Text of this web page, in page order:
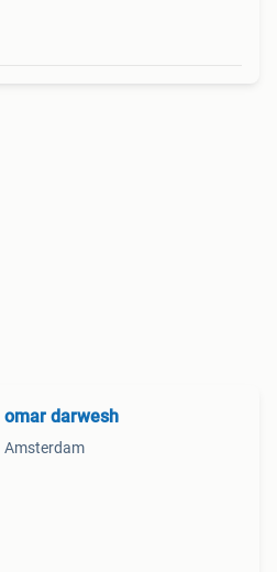
omar darwesh
Amsterdam